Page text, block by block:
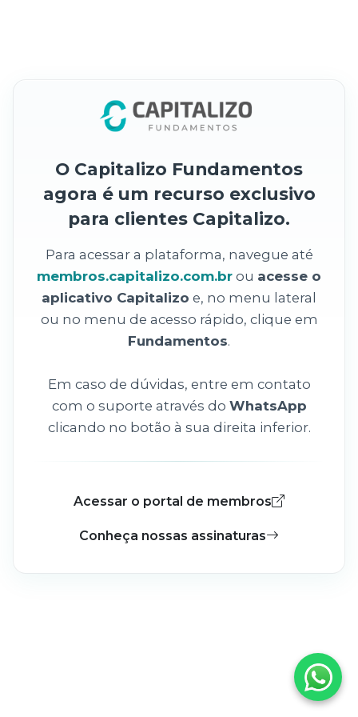
O Capitalizo Fundamentos
agora é um recurso exclusivo
para clientes Capitalizo.
Para acessar a plataforma, navegue até
membros.capitalizo.com.br ou acesse o
aplicativo Capitalizo e, no menu lateral
ou no menu de acesso rápido, clique em
Fundamentos.
Em caso de dúvidas, entre em contato
com o suporte através do WhatsApp
clicando no botão à sua direita inferior.
Acessar o portal de membros
Conheça nossas assinaturas